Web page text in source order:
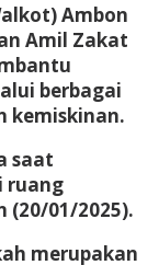
Ambon
Amil Zakat
berbagai
kemiskinan.
saat
ruang
(20/01/2025).
merupakan